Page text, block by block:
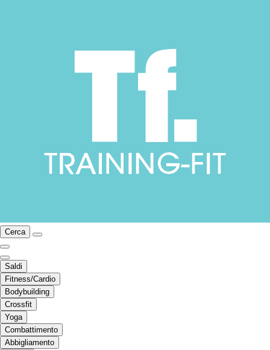
Cerca
Saldi
Fitness/Cardio
Bodybuilding
Crossfit
Yoga
Combattimento
Abbigliamento